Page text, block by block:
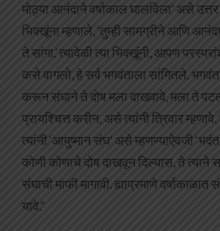
मोठ्या आनंदाने वर्षाकाल घालविला’ असे
भिक्खूंना म्हणाले, ‘तुम्ही सामग्रीने आणि
ते सांगा.’ त्यावेळी त्या भिक्खूंनी, आपण
कसे वागलो, हे सर्व भगवंताला सांगितले.
करून संघाने ते दोष मला दाखवावे, मला ते
प्रायश्चित्त करीन, असे त्यांनी त्रिवार
त्यांनी ‘आयुष्मान संघ’ असे म्हणण्याऐवजी
कोणी कोणाचे दोष दाखवून दिल्यास, ते त्याने
संघाची माफी मागावी. ह्याप्रमाणे
यावे.”